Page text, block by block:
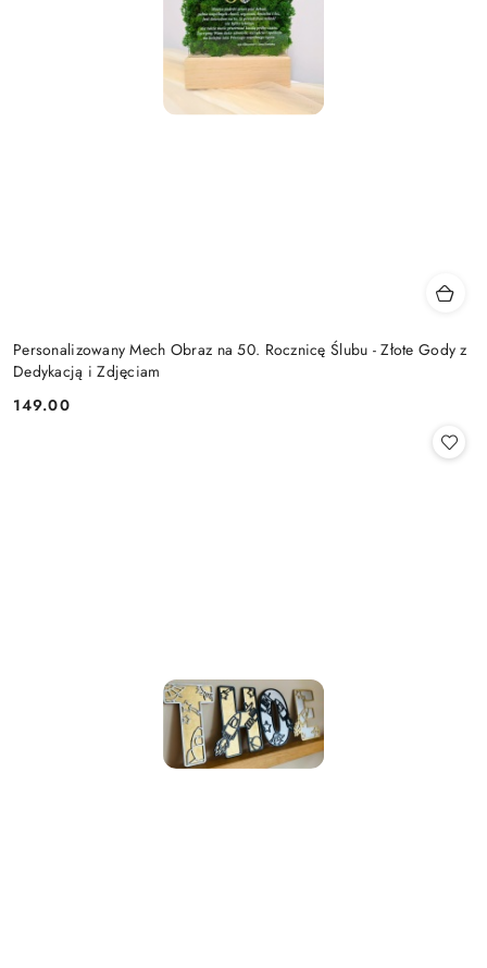
Personalizowany Mech Obraz na 50. Rocznicę Ślubu - Złote Gody z
Dedykacją i Zdjęciam
Cena:
149.00